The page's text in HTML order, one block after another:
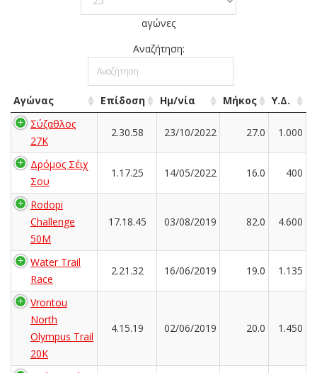
αγώνες
Αναζήτηση:
Αγώνας Επίδοση Ημ/νία Μήκος
Υ.Δ.
Σύζαθλος
27Κ
2.30.58 23/10/2022 27.0 1.000
Δρόμος Σέιχ
Σου
1.17.25 14/05/2022 16.0 400
Rodopi
Challenge
50M
17.18.45 03/08/2019 82.0 4.600
Water Trail
Race
2.21.32 16/06/2019 19.0 1.135
Vrontou
North
Olympus Trail
20K
4.15.19 02/06/2019 20.0 1.450